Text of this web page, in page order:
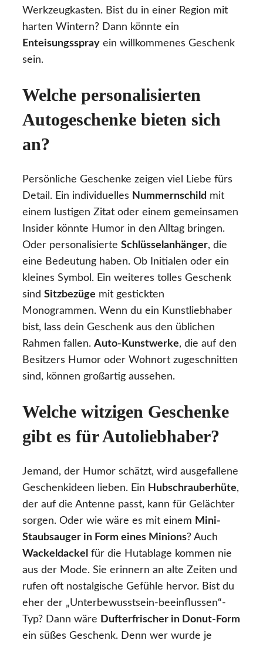
Werkzeugkasten. Bist du in einer Region mit
harten Wintern? Dann könnte ein
Enteisungsspray ein willkommenes Geschenk
sein.
Welche personalisierten
Autogeschenke bieten sich
an?
Persönliche Geschenke zeigen viel Liebe fürs
Detail. Ein individuelles Nummernschild mit
einem lustigen Zitat oder einem gemeinsamen
Insider könnte Humor in den Alltag bringen.
Oder personalisierte Schlüsselanhänger, die
eine Bedeutung haben. Ob Initialen oder ein
kleines Symbol. Ein weiteres tolles Geschenk
sind Sitzbezüge mit gestickten
Monogrammen. Wenn du ein Kunstliebhaber
bist, lass dein Geschenk aus den üblichen
Rahmen fallen. Auto-Kunstwerke, die auf den
Besitzers Humor oder Wohnort zugeschnitten
sind, können großartig aussehen.
Welche witzigen Geschenke
gibt es für Autoliebhaber?
Jemand, der Humor schätzt, wird ausgefallene
Geschenkideen lieben. Ein Hubschrauberhüte,
der auf die Antenne passt, kann für Gelächter
sorgen. Oder wie wäre es mit einem Mini-
Staubsauger in Form eines Minions? Auch
Wackeldackel für die Hutablage kommen nie
aus der Mode. Sie erinnern an alte Zeiten und
rufen oft nostalgische Gefühle hervor. Bist du
eher der „Unterbewusstsein-beeinflussen“-
Typ? Dann wäre Dufterfrischer in Donut-Form
ein süßes Geschenk. Denn wer wurde je